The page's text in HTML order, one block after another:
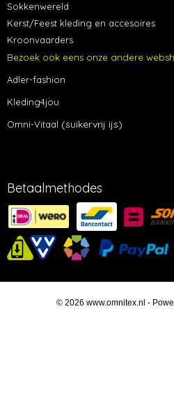
Sokkenwereld
Kerst/Feest kleding en accesoires
Kroonvaarders
Bezoek ook eens onze andere
Adler-fashion
Kleding4jou
Omni-Vitaal (suikervrij ijs)
Betaalmethodes
© 2026 www.omnitex.nl -